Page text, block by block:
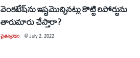
వెంకటేష్‌ను ఇష్టమొచ్చినట్లు కొట్టి రిపోర్టును
తారుమారు చేస్తారా?
చైతన్యరధం @July 2, 2022